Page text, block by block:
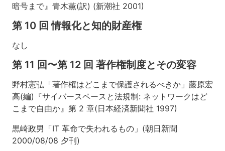
暗号まで』青木薫(訳) (新潮社 2001)
第 10 回 情報化と知的財産権
なし
第 11 回〜第 12 回 著作権制度とその変容
野村憲弘「著作権はどこまで保護されるべきか」藤原宏
高(編)『サイバースペースと法規制: ネットワークはど
こまで自由か』第 2 章(日本経済新聞社 1997)
黒崎政男「IT 革命で失われるもの」(朝日新聞
2000/08/08 夕刊)